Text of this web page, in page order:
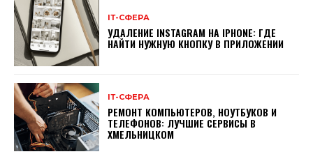
ІТ-СФЕРА
УДАЛЕНИЕ INSTAGRAM НА IPHONE: ГДЕ
НАЙТИ НУЖНУЮ КНОПКУ В ПРИЛОЖЕНИИ
ІТ-СФЕРА
РЕМОНТ КОМПЬЮТЕРОВ, НОУТБУКОВ И
ТЕЛЕФОНОВ: ЛУЧШИЕ СЕРВИСЫ В
ХМЕЛЬНИЦКОМ